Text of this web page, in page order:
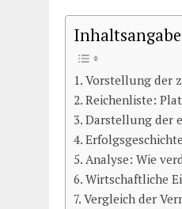
Inhaltsangabe
Vorstellung der
Reichenliste:
Darstellung der
Analyse: Wie
Wirtschaftliche
Vergleich der